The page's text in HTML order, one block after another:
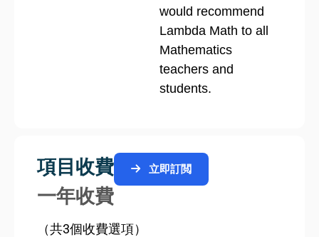
would recommend
Lambda Math to all
Mathematics
teachers and
students.
項目收費 立即訂閲
一年收費
（共3個收費選項）